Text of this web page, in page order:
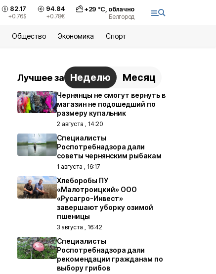
82.17
+0.76$
94.84
+0.78€
+29 °С, облачно
Белгород
Общество Экономика Спорт
Лучшее за Неделю Месяц
Чернянцы не смогут вернуть в
магазин не подошедший по
размеру купальник
2 августа , 14:20
Специалисты
Роспотребнадзора дали
советы чернянским рыбакам
1 августа , 16:17
Хлеборобы ПУ
«Малотроицкий» ООО
«Русагро-Инвест»
завершают уборку озимой
пшеницы
3 августа , 16:42
Специалисты
Роспотребнадзора дали
рекомендации гражданам по
выбору грибов